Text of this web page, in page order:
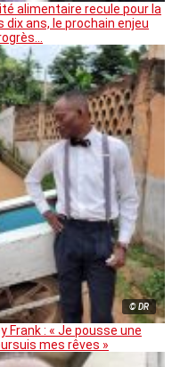
alimentaire recule pour la
ans, le prochain enjeu
© DR
Frank : « Je pousse une
mes rêves »